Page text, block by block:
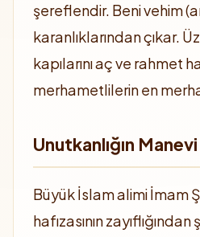
şereflendir. Beni vehim
karanlıklarından çıkar.
kapılarını aç ve rahmet
merhametlilerin en
Unutkanlığın
Büyük İslam alimi İmam
hafızasının